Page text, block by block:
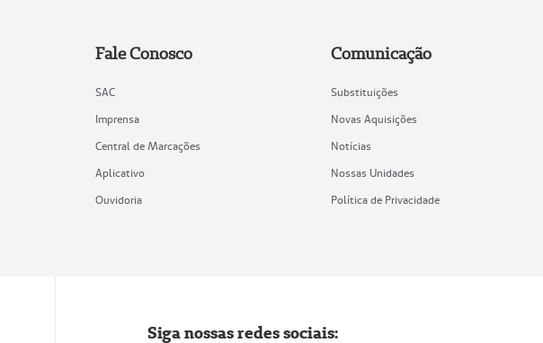
Fale Conosco
SAC
Imprensa
Central de Marcações
Aplicativo
Ouvidoria
Comunicação
Substituições
Novas Aquisições
Notícias
Nossas Unidades
Política de Privacidade
Siga nossas redes sociais: